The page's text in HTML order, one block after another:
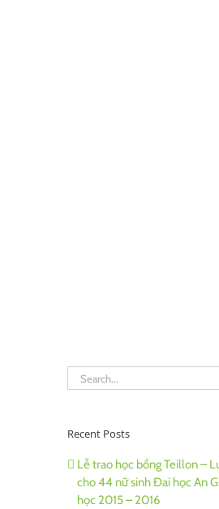
Search
for:
Recent Posts
Lễ trao học bổng Teillon –
cho 44 nữ sinh Đai học An
học 2015 – 2016